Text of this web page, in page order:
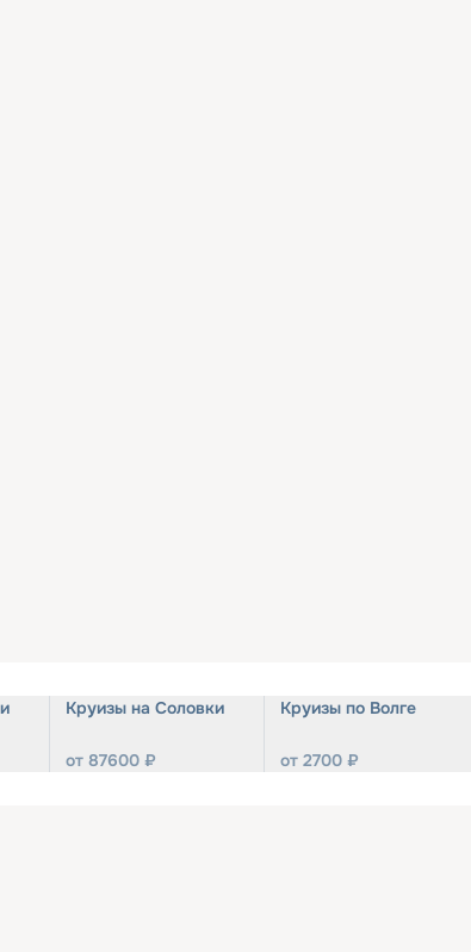
Круизы на Соловки
от 87600 ₽
Круизы по Волге
от 2700 ₽